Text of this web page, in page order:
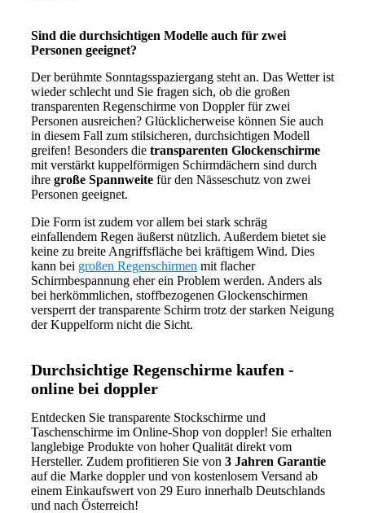
Sind die durchsichtigen Modelle auch für zwei
Personen geeignet?
Der berühmte Sonntagsspaziergang steht an. Das Wetter ist
wieder schlecht und Sie fragen sich, ob die großen
transparenten Regenschirme von Doppler für zwei
Personen ausreichen? Glücklicherweise können Sie auch
in diesem Fall zum stilsicheren, durchsichtigen Modell
greifen! Besonders die transparenten Glockenschirme
mit verstärkt kuppelförmigen Schirmdächern sind durch
ihre große Spannweite für den Nässeschutz von zwei
Personen geeignet.
Die Form ist zudem vor allem bei stark schräg
einfallendem Regen äußerst nützlich. Außerdem bietet sie
keine zu breite Angriffsfläche bei kräftigem Wind. Dies
kann bei großen Regenschirmen mit flacher
Schirmbespannung eher ein Problem werden. Anders als
bei herkömmlichen, stoffbezogenen Glockenschirmen
versperrt der transparente Schirm trotz der starken Neigung
der Kuppelform nicht die Sicht.
Durchsichtige Regenschirme kaufen -
online bei doppler
Entdecken Sie transparente Stockschirme und
Taschenschirme im Online-Shop von doppler! Sie erhalten
langlebige Produkte von hoher Qualität direkt vom
Hersteller. Zudem profitieren Sie von 3 Jahren Garantie
auf die Marke doppler und von kostenlosem Versand ab
einem Einkaufswert von 29 Euro innerhalb Deutschlands
und nach Österreich!